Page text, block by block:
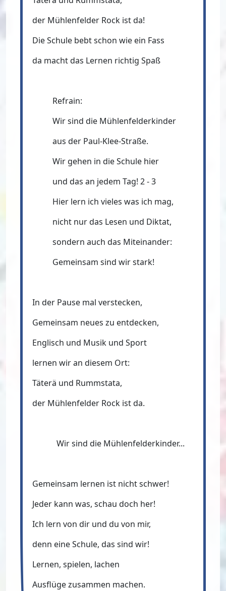
der Mühlenfelder Rock ist da!
Die Schule bebt schon wie ein Fass
da macht das Lernen richtig Spaß
Refrain:
Wir sind die Mühlenfelderkinder
aus der Paul-Klee-Straße.
Wir gehen in die Schule hier
und das an jedem Tag! 2 - 3
Hier lern ich vieles was ich mag,
nicht nur das Lesen und Diktat,
sondern auch das Miteinander:
Gemeinsam sind wir stark!
In der Pause mal verstecken,
Gemeinsam neues zu entdecken,
Englisch und Musik und Sport
lernen wir an diesem Ort:
Täterä und Rummstata,
der Mühlenfelder Rock ist da.
Wir sind die Mühlenfelderkinder...
Gemeinsam lernen ist nicht schwer!
Jeder kann was, schau doch her!
Ich lern von dir und du von mir,
denn eine Schule, das sind wir!
Lernen, spielen, lachen
Ausflüge zusammen machen.